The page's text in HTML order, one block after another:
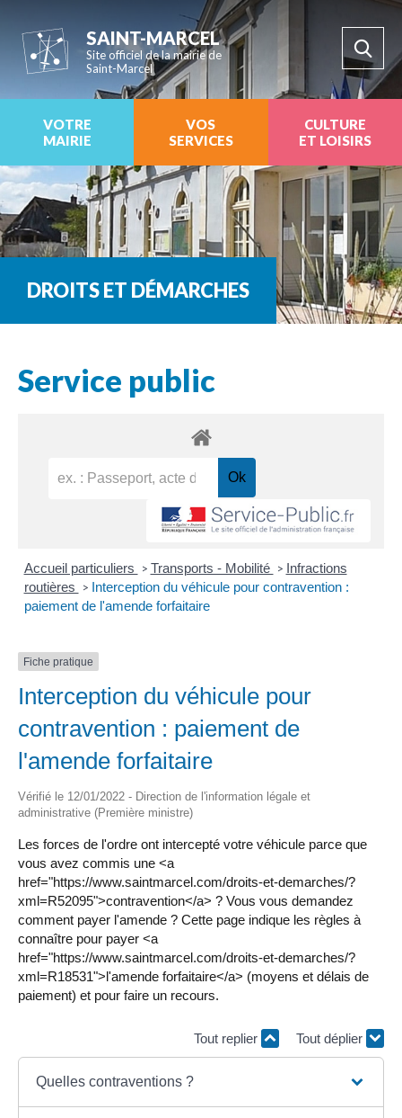
SAINT-MARCEL
Site officiel de la mairie de
Saint-Marcel
VOTRE
MAIRIE
VOS
SERVICES
CULTURE
ET LOISIRS
DROITS ET DÉMARCHES
Service public
Accueil particuliers > Transports - Mobilité > Infractions
routières
> Interception du véhicule pour contravention :
paiement de l'amende forfaitaire
Fiche pratique
Interception du véhicule pour
contravention : paiement de
l'amende forfaitaire
Vérifié le 12/01/2022 - Direction de l'information légale et
administrative (Première ministre)
Les forces de l'ordre ont intercepté votre véhicule parce que
vous avez commis une <a
href="https://www.saintmarcel.com/droits-et-demarches/?
xml=R52095">contravention</a> ? Vous vous demandez
comment payer l'amende ? Cette page indique les règles à
connaître pour payer <a
href="https://www.saintmarcel.com/droits-et-demarches/?
xml=R18531">l'amende forfaitaire</a> (moyens et délais de
paiement) et pour faire un recours.
Tout replier Tout déplier
Quelles contraventions ?